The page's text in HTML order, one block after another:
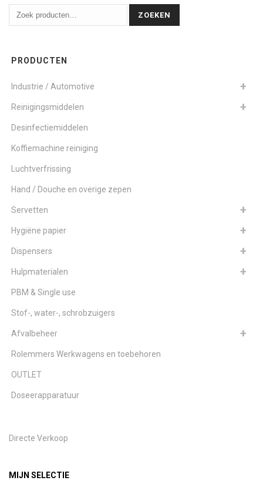
ZOEKEN
PRODUCTEN
Industrie / Automotive
Reinigingsmiddelen
Desinfectiemiddelen
Koffiemachine reiniging
Luchtverfrissing
Hand / Douche en overige zepen
Servetten
Hygiëne papier
Dispensers
Hulpmaterialen
PBM & Single use
Stof-, water-, schrobzuigers
Afvalbeheer
Rolemmers Werkwagens en toebehoren
OUTLET
Doseerapparatuur
Directe Verkoop
MIJN SELECTIE